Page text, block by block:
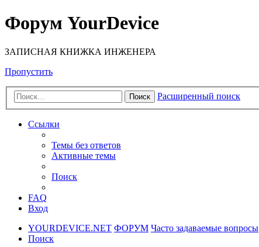
Форум YourDevice
ЗАПИСНАЯ КНИЖКА ИНЖЕНЕРА
Пропустить
Поиск Расширенный поиск
Ссылки
Темы без ответов
Активные темы
Поиск
FAQ
Вход
YOURDEVICE.NET ФОРУМ Часто задаваемые вопросы
Поиск